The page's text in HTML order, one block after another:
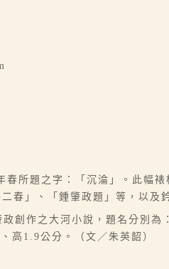
春所題之字：「沉淪」。此幅
春」、「鍾肇政題」等，以及
創作之大河小說，題名分別為
高1.9公分。（文／朱英韶）